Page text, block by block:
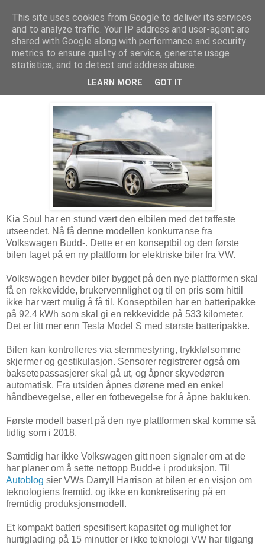
Arkitektur & Miljøteknologi
06 januar 2016
VolksWagen Budd-e
Kia Soul har en stund vært den elbilen med det tøffeste
utseendet. Nå få denne modellen konkurranse fra
Volkswagen Budd-. Dette er en konseptbil og den første
bilen laget på en ny plattform for elektriske biler fra VW.
Volkswagen hevder biler bygget på den nye plattformen skal
få en rekkevidde, brukervennlighet og til en pris som hittil
ikke har vært mulig å få til. Konseptbilen har en batteripakke
på 92,4 kWh som skal gi en rekkevidde på 533 kilometer.
Det er litt mer enn Tesla Model S med største batteripakke.
Bilen kan kontrolleres via stemmestyring, trykkfølsomme
skjermer og gestikulasjon. Sensorer registrerer også om
baksetepassasjerer skal gå ut, og åpner skyvedøren
automatisk. Fra utsiden åpnes dørene med en enkel
håndbevegelse, eller en fotbevegelse for å åpne bakluken.
Første modell basert på den nye plattformen skal komme så
tidlig som i 2018.
Samtidig har ikke Volkswagen gitt noen signaler om at de
har planer om å sette nettopp Budd-e i produksjon. Til
Autoblog sier VWs Darryll Harrison at bilen er en visjon om
teknologiens fremtid, og ikke en konkretisering på en
fremtidig produksjonsmodell.
Et kompakt batteri spesifisert kapasitet og mulighet for
hurtiglading på 15 minutter er ikke teknologi VW har tilgang
This site uses cookies from Google to deliver its services
and to analyze traffic. Your IP address and user-agent are
shared with Google along with performance and security
metrics to ensure quality of service, generate usage
statistics, and to detect and address abuse.
LEARN MORE GOT IT